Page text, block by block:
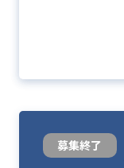
募集終了